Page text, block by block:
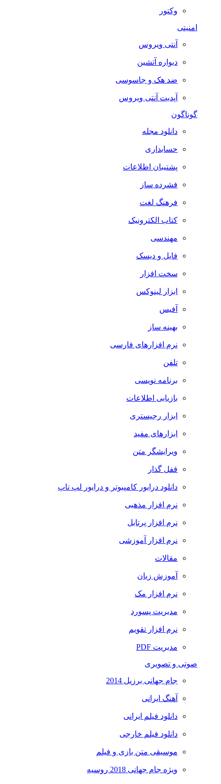
وکتور
امنیتی
آنتی ویروس
دیواره آتشین
ضد هک و جاسوسی
آپدیت آنتی ویروس
گوناگون
دانلود مجله
حسابداری
پشتیبان اطلاعات
فشرده ساز
فرهنگ لغت
کتاب الکترونیک
مهندسی
فایل و دیسک
سخت افزار
ابزار لینوکس
آفیس
بهینه ساز
نرم افزارهای فارسی
تلفن
برنامه نویسی
بازیابی اطلاعات
ابزار رجیستری
ابزارهای مفید
ویرایشگر متن
قفل گذار
دانلود درایور کامپیوتر و درایور لپ تاپ
نرم افزار مذهبی
نرم افزار پرتابل
نرم افزار آموزشی
مقالات
آموزش زبان
نرم افزار مک
مدیریت پسورد
نرم افزار تقویم
مدیریت PDF
صوتی و تصویری
جام جهانی برزیل 2014
آهنگ ایرانی
دانلود فیلم ایرانی
دانلود فیلم خارجی
موسیقی متن بازی و فیلم
ویژه جام جهانی 2018 روسیه